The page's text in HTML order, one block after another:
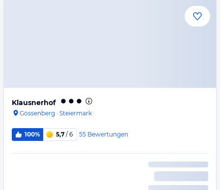
Klausnerhof
Gössenberg · Steiermark
100% 5,7 / 6 55 Bewertungen